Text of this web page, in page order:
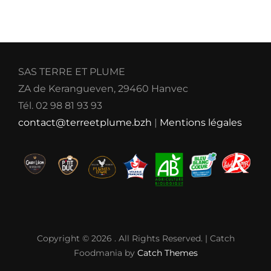
SAS TERRE ET PLUME
ZA de Kerangueven, 29460 Hanvec
Tél. 02 98 81 93 93
contact@terreetplume.bzh | Mentions légales
Copyright © 2026 . All Rights Reserved. | Catch
Foodmania by Catch Themes